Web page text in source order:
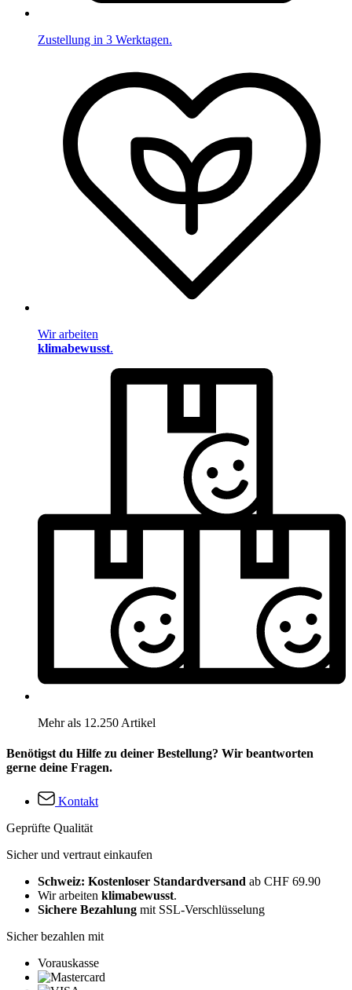
Zustellung in 3 Werktagen.
Wir arbeiten
klimabewusst.
Mehr als 12.250 Artikel
Benötigst du Hilfe zu deiner Bestellung? Wir beantworten
gerne deine Fragen.
Kontakt
Geprüfte Qualität
Sicher und vertraut einkaufen
Schweiz: Kostenloser Standardversand ab CHF 69.90
Wir arbeiten klimabewusst.
Sichere Bezahlung mit SSL-Verschlüsselung
Sicher bezahlen mit
Vorauskasse